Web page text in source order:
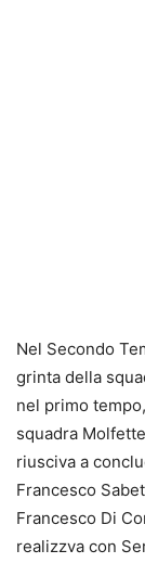
Nel Secondo
grinta della
nel primo
squadra
riusciva a
Francesco
Francesco Di
realizzva con